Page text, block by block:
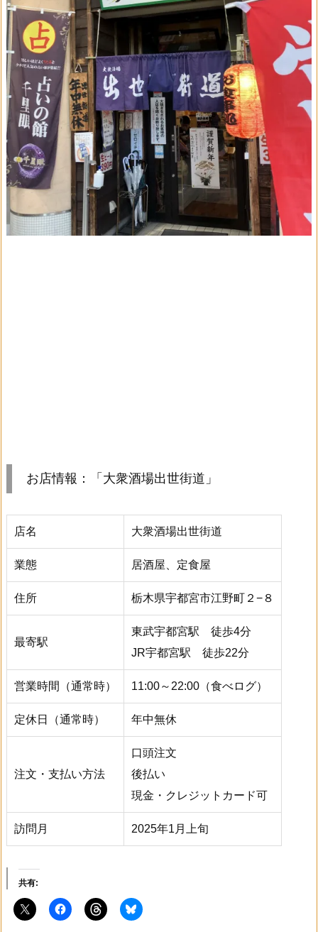
お店情報：「大衆酒場出世街道」
店名 大衆酒場出世街道
業態 居酒屋、定食屋
住所 栃木県宇都宮市江野町２−８
最寄駅
東武宇都宮駅 徒歩4分
JR宇都宮駅 徒歩22分
営業時間（通常時） 11:00～22:00（食べログ）
定休日（通常時） 年中無休
注文・支払い方法
口頭注文
後払い
現金・クレジットカード可
訪問月 2025年1月上旬
共有: